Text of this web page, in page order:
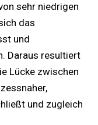
sehr niedrigen
das
und
Daraus resultiert
Lücke zwischen
und zugleich